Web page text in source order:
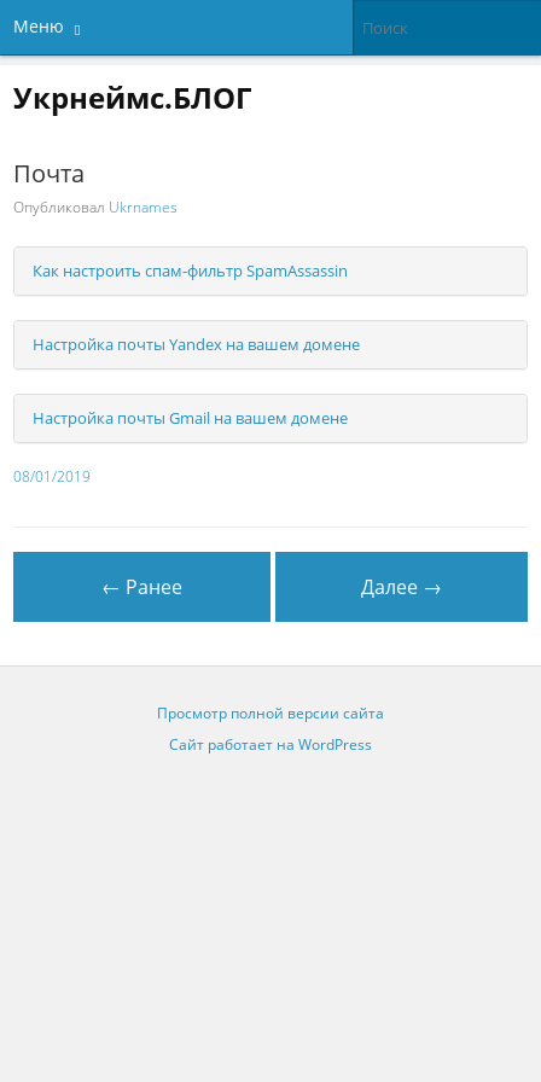
Меню
Укрнеймс.БЛОГ
Почта
Опубликовал Ukrnames
Как настроить спам-фильтр SpamAssassin
Настройка почты Yandex на вашем домене
Настройка почты Gmail на вашем домене
08/01/2019
← Ранее Далее →
Просмотр полной версии сайта
Сайт работает на WordPress